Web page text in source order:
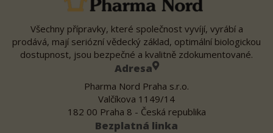
Všechny přípravky, které společnost vyvíjí, vyrábí a
prodává, mají seriózní vědecký základ, optimální biologickou
dostupnost, jsou bezpečné a kvalitně zdokumentované.
Adresa
Pharma Nord Praha s.r.o.
Valčíkova 1149/14
182 00 Praha 8 - Česká republika
Bezplatná linka